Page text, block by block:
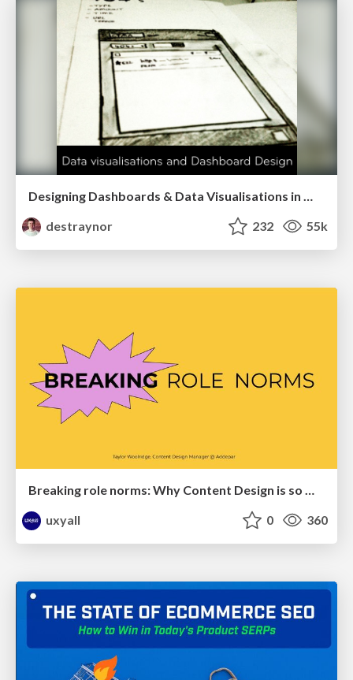
Designing Dashboards & Data Visualisations in Web Apps
destraynor
232 55k
uxyall
0 360